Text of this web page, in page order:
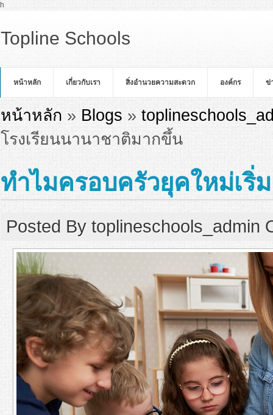
Skip to main content
h
Topline Schools
หน้าหลัก เกี่ยวกับเรา สิ่งอำนวยความสะดวก องค์กร ข่
You are here
หน้าหลัก » Blogs »
โรงเรียนนานาชาติมากขึ้น
ทำไมครอบครัวยุคใหม่เริ่
Posted By toplineschools_admin